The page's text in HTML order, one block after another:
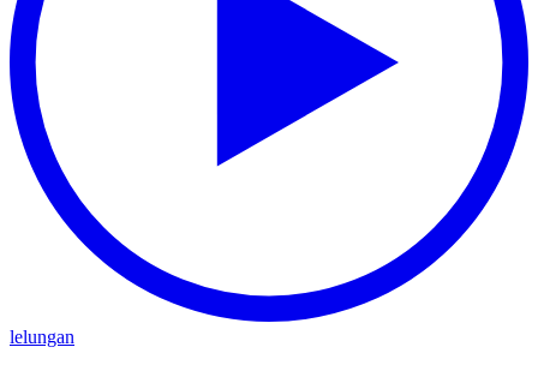
lelungan